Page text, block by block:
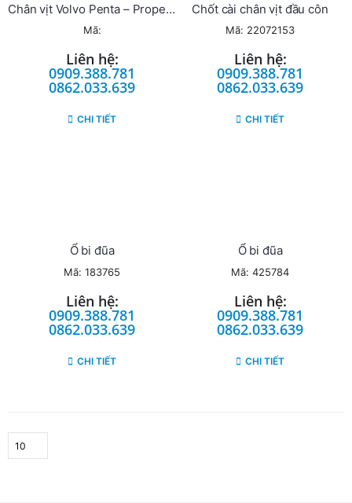
Chân vịt Volvo Penta – Propeller
Mã:
Liên hệ:
0909.388.781
0862.033.639
CHI TIẾT
Chốt cài chân vịt đầu côn
Mã: 22072153
Liên hệ:
0909.388.781
0862.033.639
CHI TIẾT
Ổ bi đũa
Mã: 183765
Liên hệ:
0909.388.781
0862.033.639
CHI TIẾT
Ổ bi đũa
Mã: 425784
Liên hệ:
0909.388.781
0862.033.639
CHI TIẾT